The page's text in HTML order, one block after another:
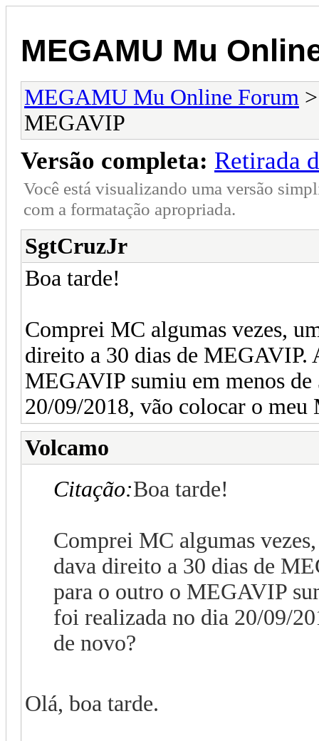
MEGAMU Mu
MEGAMU Mu Online Forum
MEGAVIP
Versão completa: Retirada
Você está visualizando uma versão
com a formatação apropriada.
SgtCruzJr
Boa tarde!
Comprei MC algumas vezes,
direito a 30 dias de MEGAVIP.
MEGAVIP sumiu em menos
20/09/2018, vão colocar o
Volcamo
Citação:Boa tarde!
Comprei MC algumas
dava direito a 30 dias de
para o outro o MEGAVIP
foi realizada no dia 20/09/
de novo?
Olá, boa tarde.